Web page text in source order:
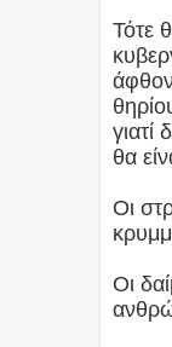
Τότε
θα
Οι
Οι